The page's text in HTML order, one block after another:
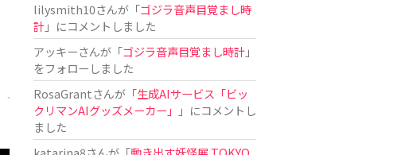
lilysmith10さんが「ゴジラ音声目覚まし時
計」にコメントしました
アッキーさんが「ゴジラ音声目覚まし時計」
をフォローしました
RosaGrantさんが「生成AIサービス「ビッ
クリマンAIグッズメーカー」
」にコメントし
ました